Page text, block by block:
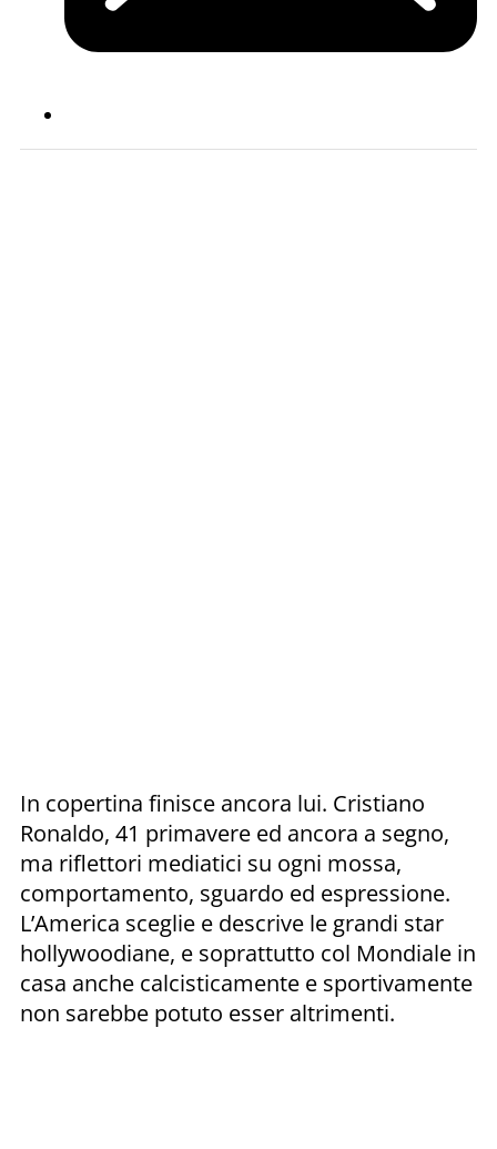
In copertina finisce ancora lui. Cristiano
Ronaldo, 41 primavere ed ancora a segno,
ma riflettori mediatici su ogni mossa,
comportamento, sguardo ed espressione.
L’America sceglie e descrive le grandi star
hollywoodiane, e soprattutto col Mondiale in
casa anche calcisticamente e sportivamente
non sarebbe potuto esser altrimenti.